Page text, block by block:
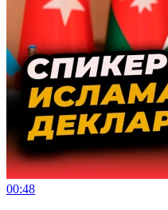
00:48